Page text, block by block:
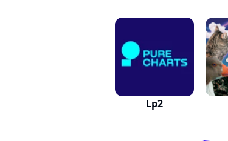
Lp2